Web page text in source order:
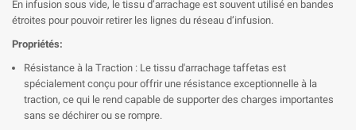
En infusion sous vide, le tissu d’arrachage est souvent utilisé en bandes
étroites pour pouvoir retirer les lignes du réseau d’infusion.
Propriétés:
Résistance à la Traction : Le tissu d'arrachage taffetas est
spécialement conçu pour offrir une résistance exceptionnelle à la
traction, ce qui le rend capable de supporter des charges importantes
sans se déchirer ou se rompre.